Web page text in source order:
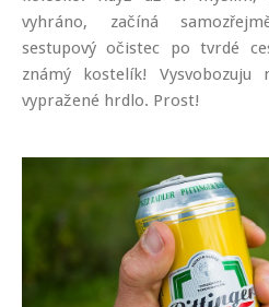
vyhráno, začíná
sestupový očistec po tvrdé
známý kostelík!
vypražené hrdlo. Prost!